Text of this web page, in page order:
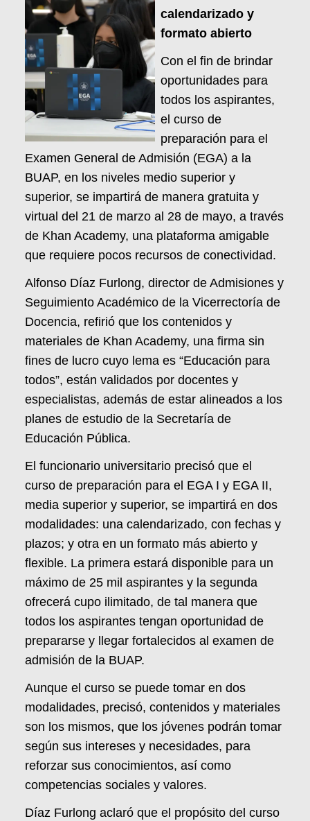
calendarizado y
formato abierto
Con el fin de brindar
oportunidades para
todos los aspirantes,
el curso de
preparación para el
Examen General de Admisión (EGA) a la
BUAP, en los niveles medio superior y
superior, se impartirá de manera gratuita y
virtual del 21 de marzo al 28 de mayo, a través
de Khan Academy, una plataforma amigable
que requiere pocos recursos de conectividad.
Alfonso Díaz Furlong, director de Admisiones y
Seguimiento Académico de la Vicerrectoría de
Docencia, refirió que los contenidos y
materiales de Khan Academy, una firma sin
fines de lucro cuyo lema es “Educación para
todos”, están validados por docentes y
especialistas, además de estar alineados a los
planes de estudio de la Secretaría de
Educación Pública.
El funcionario universitario precisó que el
curso de preparación para el EGA I y EGA II,
media superior y superior, se impartirá en dos
modalidades: una calendarizado, con fechas y
plazos; y otra en un formato más abierto y
flexible. La primera estará disponible para un
máximo de 25 mil aspirantes y la segunda
ofrecerá cupo ilimitado, de tal manera que
todos los aspirantes tengan oportunidad de
prepararse y llegar fortalecidos al examen de
admisión de la BUAP.
Aunque el curso se puede tomar en dos
modalidades, precisó, contenidos y materiales
son los mismos, que los jóvenes podrán tomar
según sus intereses y necesidades, para
reforzar sus conocimientos, así como
competencias sociales y valores.
Díaz Furlong aclaró que el propósito del curso